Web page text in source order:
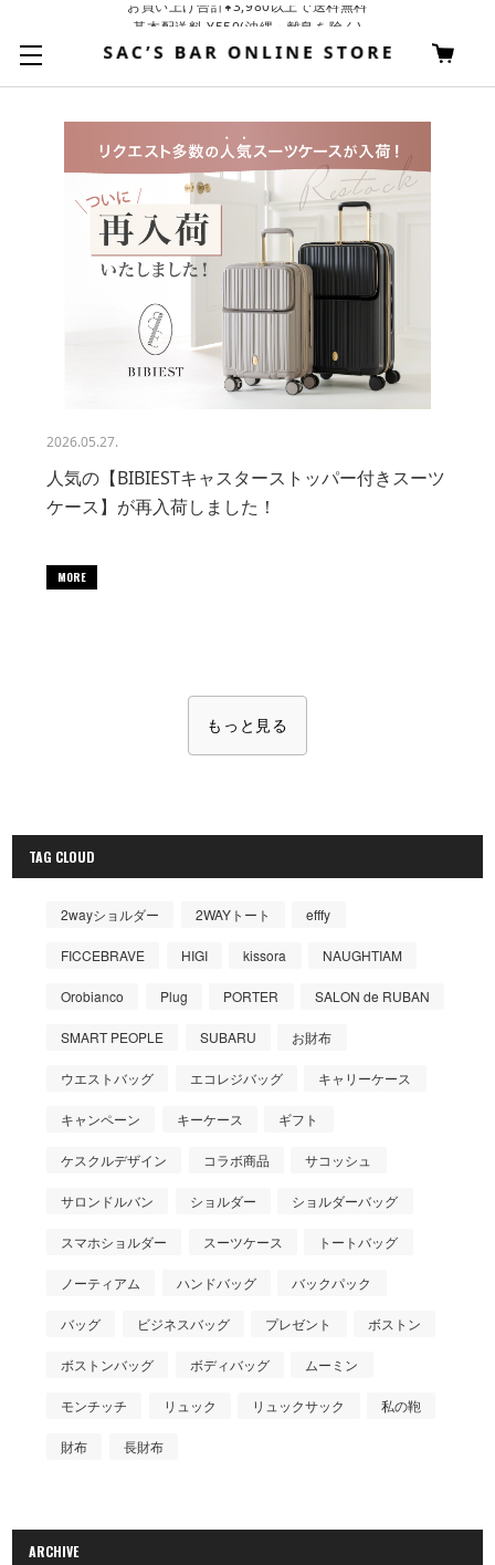
基本配送料 ¥550(沖縄・離島を除く)
2026.05.27.
人気の【BIBIESTキャスターストッパー付きスーツ
ケース】が再入荷しました！
MORE
もっと見る
TAG CLOUD
2wayショルダー 2WAYトート efffy
FICCEBRAVE HIGI kissora NAUGHTIAM
Orobianco Plug PORTER SALON de RUBAN
SMART PEOPLE SUBARU お財布
ウエストバッグ エコレジバッグ キャリーケース
キャンペーン キーケース ギフト
ケスクルデザイン コラボ商品 サコッシュ
サロンドルバン ショルダー ショルダーバッグ
スマホショルダー スーツケース トートバッグ
ノーティアム ハンドバッグ バックパック
バッグ ビジネスバッグ プレゼント ボストン
ボストンバッグ ボディバッグ ムーミン
モンチッチ リュック リュックサック 私の鞄
財布 長財布
ARCHIVE